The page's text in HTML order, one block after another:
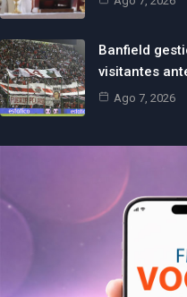
Banfield
visitantes
Ago 7, 2026